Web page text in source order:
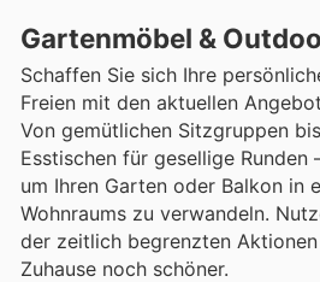
Gartenmöbel &
Schaffen Sie sich Ihre
Freien mit den aktuellen
Von gemütlichen Sitzgruppen
Esstischen für gesellige Runden
um Ihren Garten oder Balkon in
Wohnraums zu verwandeln.
der zeitlich begrenzten
Zuhause noch schöner.